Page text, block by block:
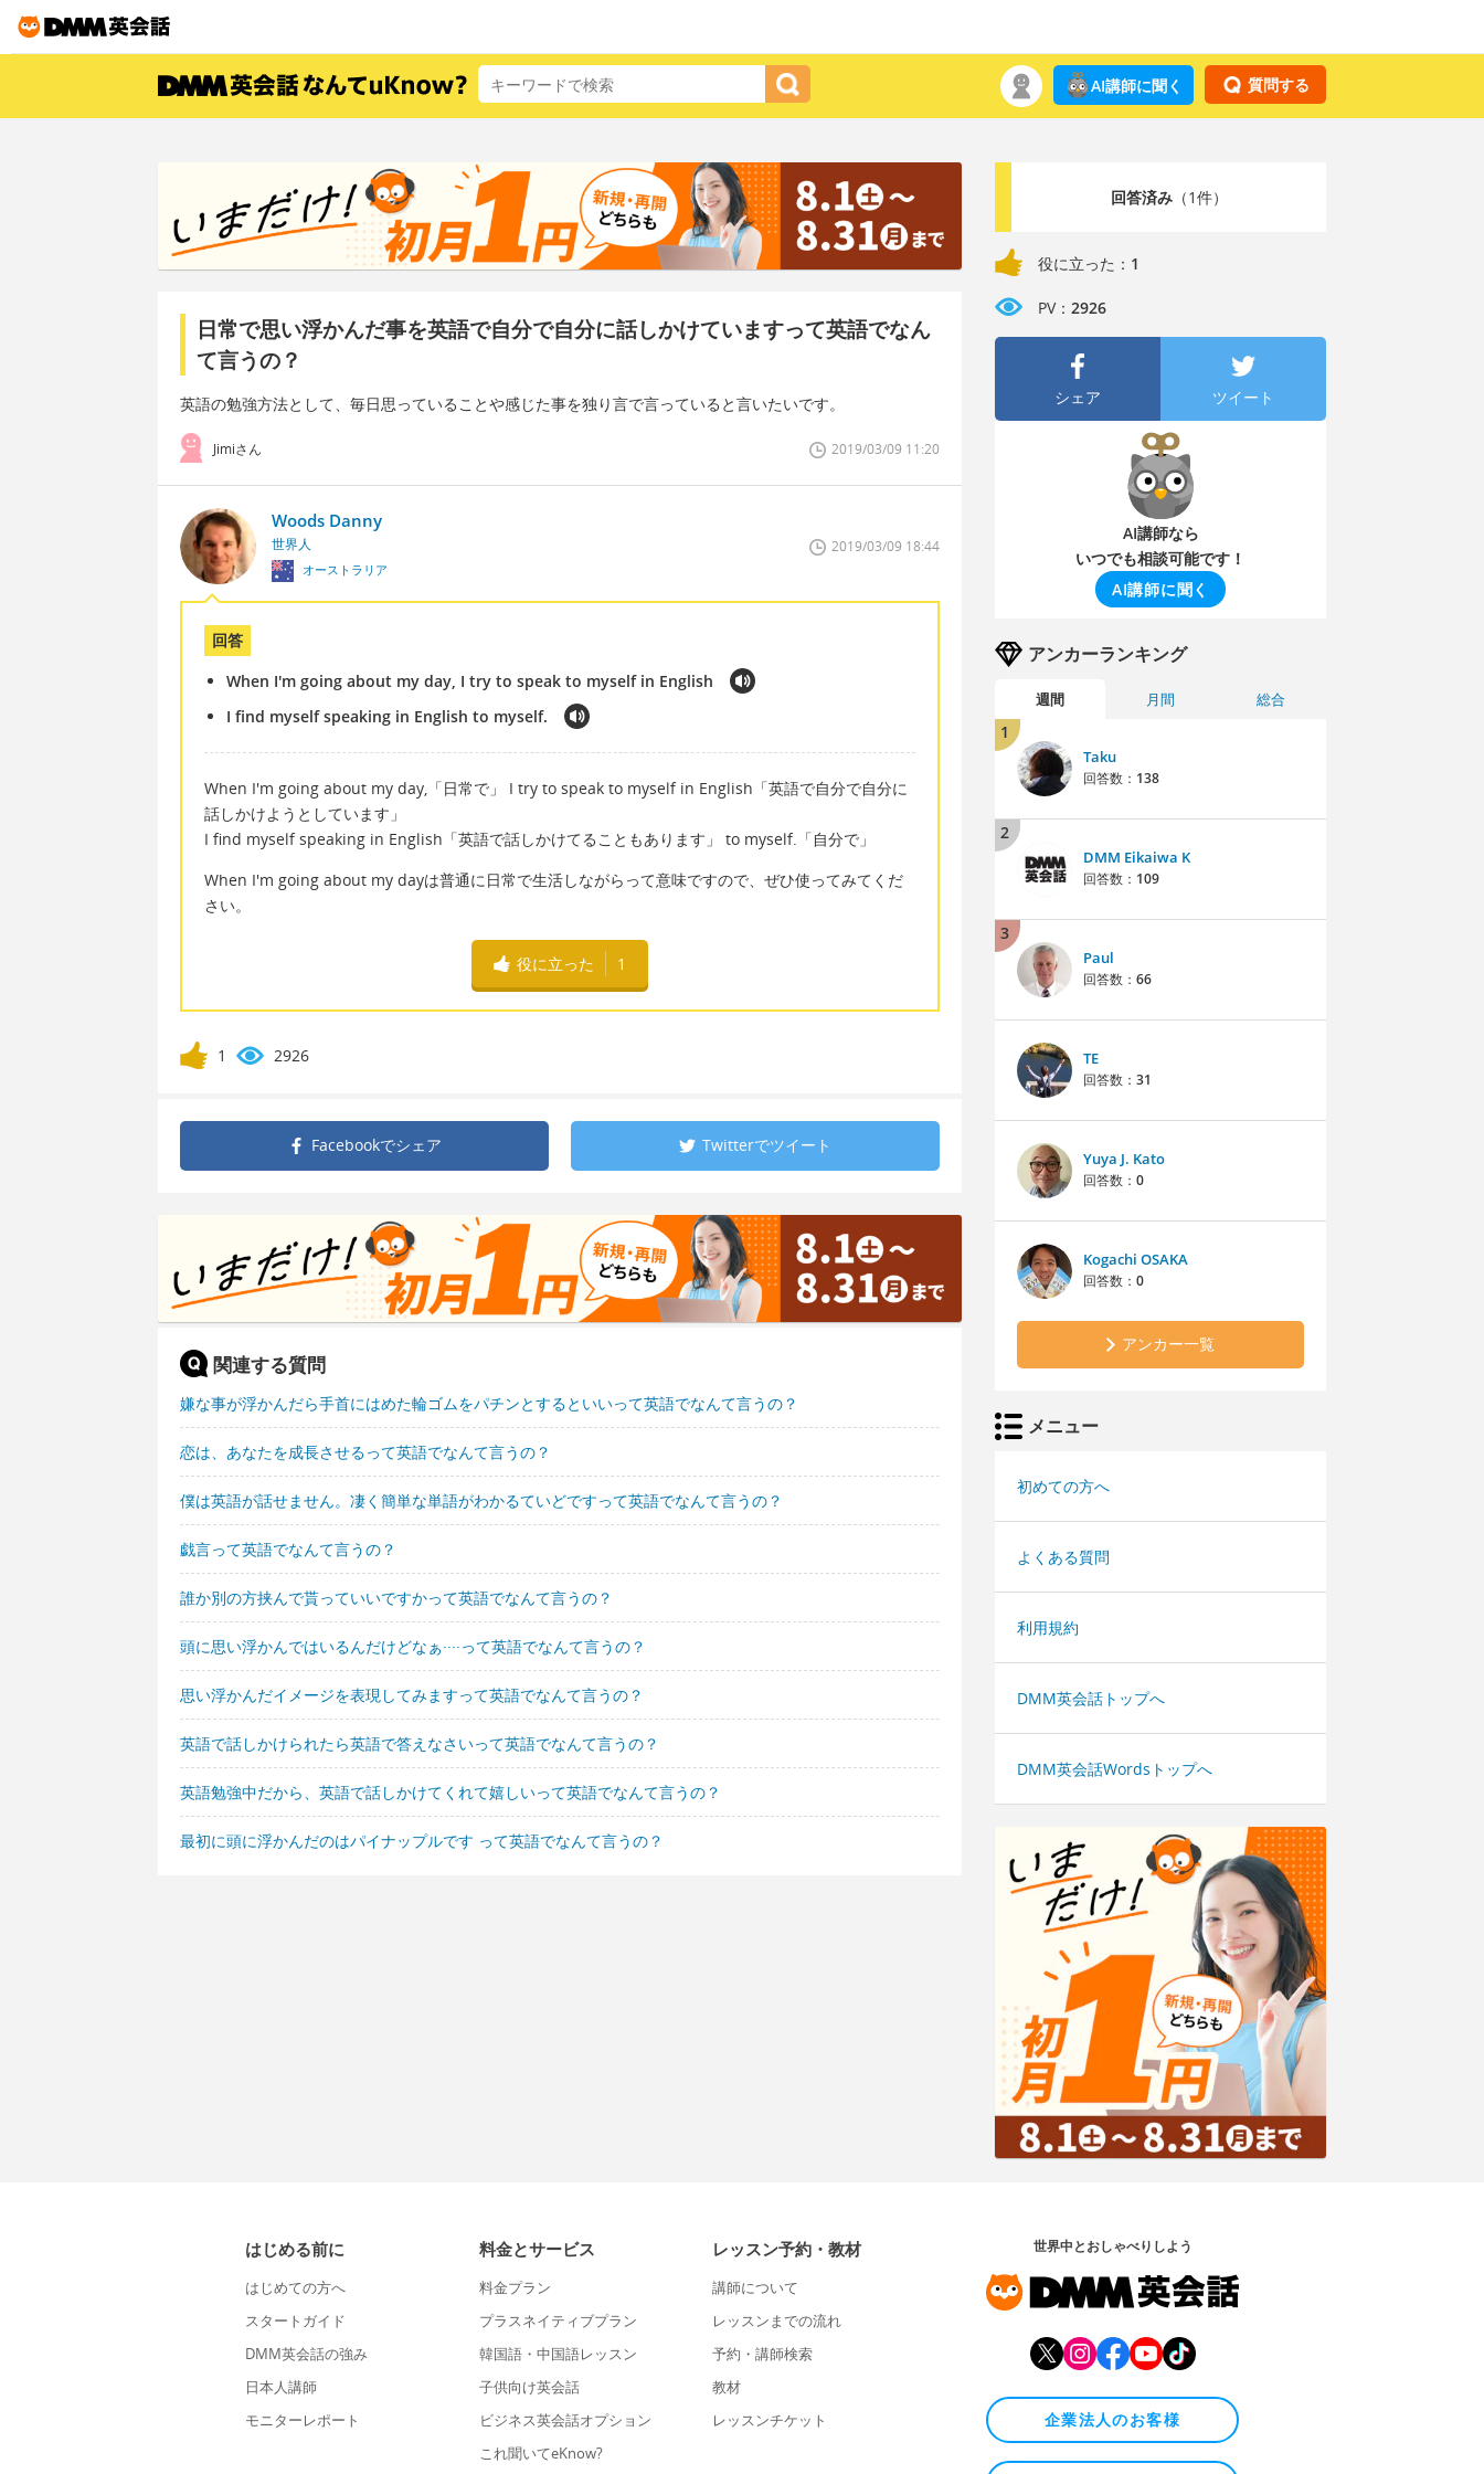
質問する
AI講師に聞く
日常で思い浮かんだ事を英語で自分で自分に話しかけていますって英語でなん
て言うの？
英語の勉強方法として、毎日思っていることや感じた事を独り言で言っていると言いたいです。
Jimiさん 2019/03/09 11:20
Woods Danny
世界人
オーストラリア
2019/03/09 18:44
回答
When I'm going about my day, I try to speak to myself in English
I find myself speaking in English to myself.
When I'm going about my day,「日常で」 I try to speak to myself in English「英語で自分で自分に
話しかけようとしています」
I find myself speaking in English「英語で話しかけてることもあります」 to myself.「自分で」
When I'm going about my dayは普通に日常で生活しながらって意味ですので、ぜひ使ってみてくだ
さい。
役に立った 1
1 2926
Facebookでシェア Twitterでツイート
関連する質問
嫌な事が浮かんだら手首にはめた輪ゴムをパチンとするといいって英語でなんて言うの？
恋は、あなたを成長させるって英語でなんて言うの？
僕は英語が話せません。凄く簡単な単語がわかるていどですって英語でなんて言うの？
戯言って英語でなんて言うの？
誰か別の方挟んで貰っていいですかって英語でなんて言うの？
頭に思い浮かんではいるんだけどなぁ····って英語でなんて言うの？
思い浮かんだイメージを表現してみますって英語でなんて言うの？
英語で話しかけられたら英語で答えなさいって英語でなんて言うの？
英語勉強中だから、英語で話しかけてくれて嬉しいって英語でなんて言うの？
最初に頭に浮かんだのはパイナップルです って英語でなんて言うの？
回答済み（1件）
役に立った： 1
PV： 2926
シェア ツイート
AI講師なら
いつでも相談可能です！
AI講師に聞く
アンカーランキング
週間 月間 総合
1
Taku
回答数： 138
2
DMM Eikaiwa K
回答数： 109
3
Paul
回答数： 66
TE
回答数： 31
Yuya J. Kato
回答数： 0
Kogachi OSAKA
回答数： 0
アンカー一覧
メニュー
初めての方へ
よくある質問
利用規約
DMM英会話トップへ
DMM英会話Wordsトップへ
はじめる前に
はじめての方へ
スタートガイド
DMM英会話の強み
日本人講師
モニターレポート
料金とサービス
料金プラン
プラスネイティブプラン
韓国語・中国語レッスン
子供向け英会話
ビジネス英会話オプション
これ聞いてeKnow?
レッスン予約・教材
講師について
レッスンまでの流れ
予約・講師検索
教材
レッスンチケット
世界中とおしゃべりしよう
企業法人のお客様